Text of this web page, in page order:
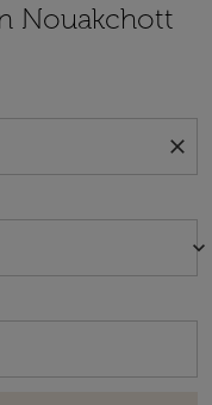
Nouakchott
close
keyboard_arrow_down